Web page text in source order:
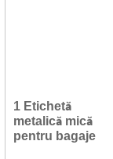
1 Etichetă
metalică mică
pentru bagaje